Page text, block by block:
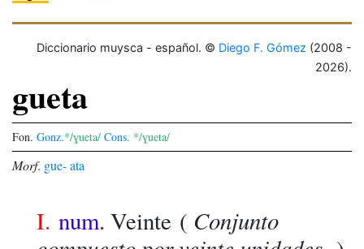
Diccionario muysca - español. © Diego F. Gómez (2008 -
2026).
gueta
Fon. Gonz.*/ɣueta/ Cons. */ɣueta/
Morf. gue-ata
I. num. Veinte ( Conjunto